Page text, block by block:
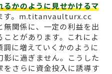
るかのように見せかけるマ
す。m.titanvaulturx.cc
関係に、一定の利益を出
とがあります。これによ
に増えていくかのように
に過ぎません。こうした
さらに資金投入に誘導す